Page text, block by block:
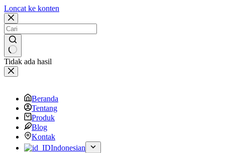
Loncat ke konten
Tidak ada hasil
Beranda
Tentang
Produk
Blog
Kontak
Indonesian